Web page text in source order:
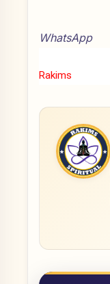
WhatsApp
Rakims